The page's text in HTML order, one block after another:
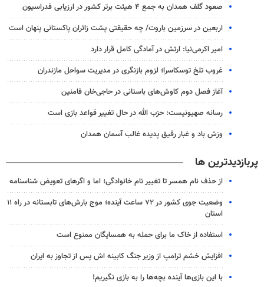
صعود گلف همدان به جمع ۴ هیئت برتر کشور در ارزیابی فدراسیون
اربعین در سرزمین باروت/ چه حقیقتی پشت زائران پاکستانی پنهان است
امیر اکرمی‌نیا: ارتش در آمادگی کامل قرار دارد
غروب تلخ توسکاسرا؛ لزوم بازنگری در مدیریت سواحل مازندران
آغاز فصل دوم کاوش‌های باستانی در حاجی‌خان فامنین
رسانه صهیونیست: حزب الله در حال تغییر قواعد بازی است
وزش باد و غبار رقیق پدیده غالب آسمان همدان
پربازدیدترین ها
از حذف نام همسر تا تغییر نام خانوادگی؛ اما و اگرهای تعویض شناسنامه
وضعیت جوی کشور در ۷۲ ساعت آینده؛ موج بارش‌های تابستانه در راه ۱۱
استان
استفاده از خاک ما برای حمله به همسایگان ممنوع است
افزایش خشم ترامپ از وزیر جنگ کابینه اش پس از تجاوز به ایران
با این بازی‌ها آینده بچه‌ها را به بازی نگیریم!